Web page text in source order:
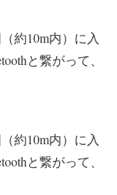
約10m内）に入
と繋がって、
約10m内）に入
と繋がって、